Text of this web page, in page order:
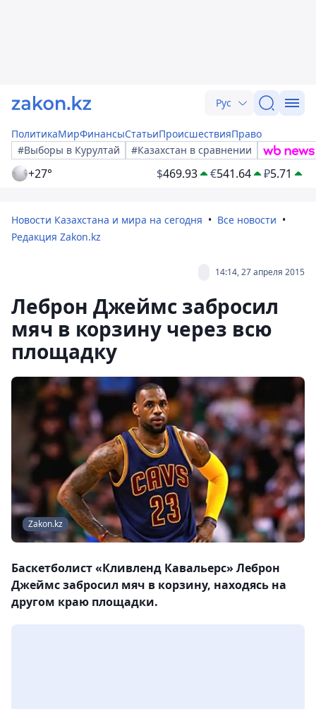
Рус
ПолитикаМирФинансыСтатьиПроисшествияПраво
#Выборы в Курултай
#Казахстан в сравнении
+27° $469.93 €541.64 ₽5.71
Новости Казахстана и мира на сегодня
Все новости
Редакция Zakon.kz
14:14, 27 апреля 2015
Леброн Джеймс забросил
мяч в корзину через всю
площадку
Zakon.kz
Баскетболист «Кливленд Кавальерс» Леброн
Джеймс забросил мяч в корзину, находясь на
другом краю площадки.